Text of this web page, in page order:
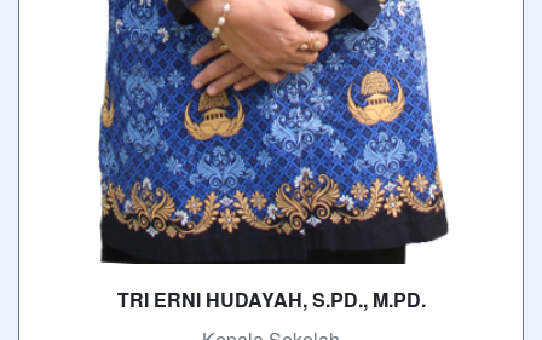
TRI ERNI HUDAYAH, S.PD., M.PD.